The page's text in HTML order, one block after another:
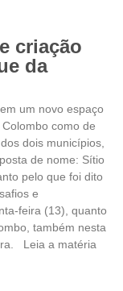
criação
da
um novo espaço
como de
dois municípios,
de nome: Sítio
pelo que foi dito
e
feira (13), quanto
também nesta
Leia a matéria